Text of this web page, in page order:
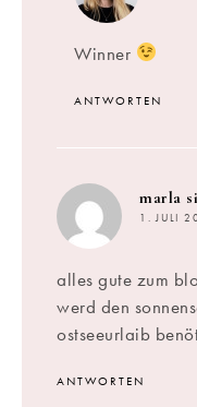
Winner
ANTWORTEN
marla
1. JULI
alles gute zum
werd den
ostseeurlaib
ANTWORTEN